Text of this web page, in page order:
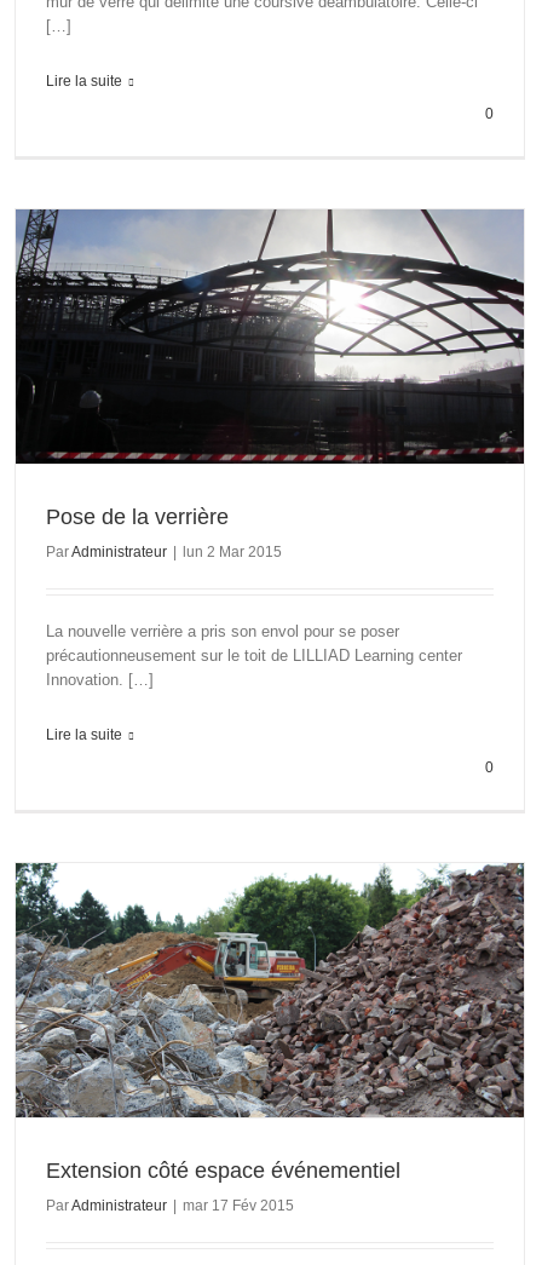
[…]
Lire la suite
0
Pose de la verrière
ParAdministrateur lun 2 Mar 2015
La nouvelle verrière a pris son envol pour se poser
précautionneusement sur le toit de LILLIAD Learning center
Innovation. […]
Lire la suite
0
Extension côté espace événementiel
ParAdministrateur | mar 17 Fév 2015